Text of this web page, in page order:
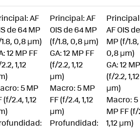
AF
de 64 MP
0,8 μm)
12 MP FF
1,12
5 MP
(f/2.4, 1,12
Principal: AF
OIS de 64 MP
(f/1.8, 0,8 μm)
GA: 12 MP FF
(f/2.2, 1,12
µm)
Macro: 5 MP
FF (f/2.4, 1,12
µm)
Profundidad:
AF OIS
MP (f/1.8,
0,8 μm)
GA: 12
(f/2.2, 1,12
µm)
Macro: 5
MP FF
1,12 µm)